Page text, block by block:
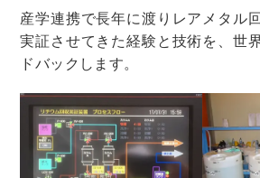
産学連携で長年に渡りレアメタル
実証させてきた経験と技術を、世
ドバックします。